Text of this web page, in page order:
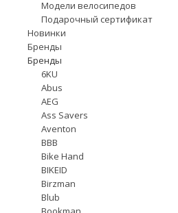
Модели велосипедов
Подарочный сертификат
Новинки
Бренды
Бренды
6KU
Abus
AEG
Ass Savers
Aventon
BBB
Bike Hand
BIKEID
Birzman
Blub